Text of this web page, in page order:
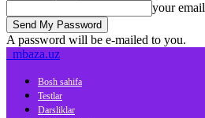
your email
A password will be e-mailed to you.
mbaza.uz
Bosh sahifa
Testlar
Darsliklar